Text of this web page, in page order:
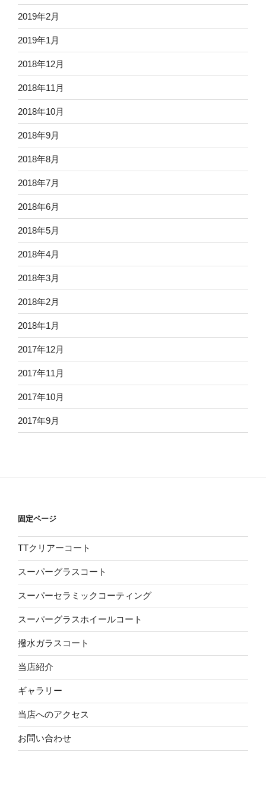
2019年2月
2019年1月
2018年12月
2018年11月
2018年10月
2018年9月
2018年8月
2018年7月
2018年6月
2018年5月
2018年4月
2018年3月
2018年2月
2018年1月
2017年12月
2017年11月
2017年10月
2017年9月
固定ページ
TTクリアーコート
スーパーグラスコート
スーパーセラミックコーティング
スーパーグラスホイールコート
撥水ガラスコート
当店紹介
ギャラリー
当店へのアクセス
お問い合わせ